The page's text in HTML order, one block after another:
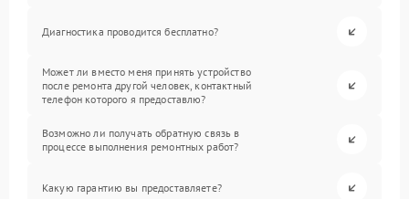
Диагностика проводится бесплатно?
Может ли вместо меня принять устройство
после ремонта другой человек, контактный
телефон которого я предоставлю?
Возможно ли получать обратную связь в
процессе выполнения ремонтных работ?
Какую гарантию вы предоставляете?